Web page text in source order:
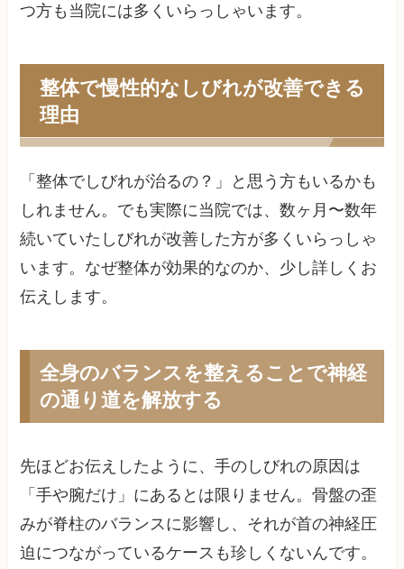
つ方も当院には多くいらっしゃいます。
整体で慢性的なしびれが改善できる
理由
「整体でしびれが治るの？」と思う方もいるかも
しれません。でも実際に当院では、数ヶ月〜数年
続いていたしびれが改善した方が多くいらっしゃ
います。なぜ整体が効果的なのか、少し詳しくお
伝えします。
全身のバランスを整えることで神経
の通り道を解放する
先ほどお伝えしたように、手のしびれの原因は
「手や腕だけ」にあるとは限りません。骨盤の歪
みが脊柱のバランスに影響し、それが首の神経圧
迫につながっているケースも珍しくないんです。